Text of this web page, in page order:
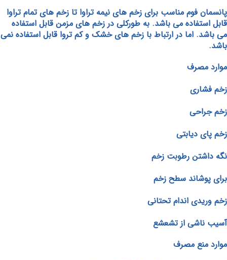
پانسمان فوم مناسب برای زخم های نیمه تراوا تا زخم های تمام تراوا
قابل استفاده می باشد. به طورکلی در زخم های مزمن قابل استفاده
می باشد. اما در ارتباط با زخم های خشک و کم تروا قابل استفاده نمی
باشد.
موارد مصرف
زخم فشاری
زخم جراحی
زخم پای دیابتی
نگه داشتن رطوبت زخم
برای پوشاند سطح زخم
زخم وریدی اندام تحتانی
آسیب ناشی از تشعشع
موارد منع مصرف